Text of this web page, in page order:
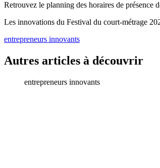
Retrouvez le planning des horaires de présence
Les innovations du Festival du court-métrage
entrepreneurs innovants
Autres articles à découvrir
entrepreneurs innovants